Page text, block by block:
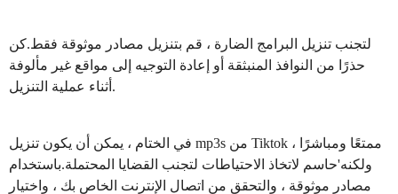
لتجنب تنزيل البرامج الضارة ، قم بتنزيل مصادر موثوقة فقط.كن
حذرًا من النوافذ المنبثقة أو إعادة التوجيه إلى مواقع غير مألوفة
أثناء عملية التنزيل.
في الختام ، يمكن أن يكون تنزيل mp3s من Tiktok ممتعًا ومباشرًا ،
ولكنه'حاسم لاتخاذ الاحتياطات لتجنب القضايا المحتملة.باستخدام
مصادر موثوقة ، والتحقق من اتصال الإنترنت الخاص بك ، واختيار